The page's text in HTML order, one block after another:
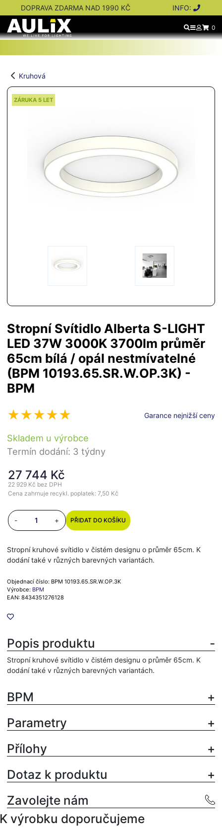
DOPRAVA ZDARMA NAD 1990 KČ INFO:
0
Kruhová
Stropní Svítidlo Alberta S-LIGHT
LED 37W 3000K 3700lm průměr
65cm bílá / opál nestmívatelné
(BPM 10193.65.SR.W.OP.3K) -
BPM
Garance nejnižší ceny
ZÁRUKA 5 LET
Skladem u výrobce
Termín dodání: 3 týdny
27 744 Kč
22 929 Kč bez DPH
Cena zahrnuje recykl. poplatek: 7,50 Kč
- + PŘIDAT DO KOŠÍKU
Stropní kruhové svítidlo v čistém designu o průměr 65cm. K
dodání také v různých barevných variantách.
Objednací číslo: BPM 10193.65.SR.W.OP.3K
Výrobce: BPM
EAN: 8434351276128
Popis produktu
Stropní kruhové svítidlo v čistém designu o průměr 65cm. K
dodání také v různých barevných variantách.
BPM
Parametry
Přílohy
Dotaz k produktu
Zavolejte nám
K výrobku doporučujeme